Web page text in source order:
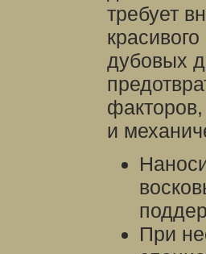
требует
дубовых
и
При